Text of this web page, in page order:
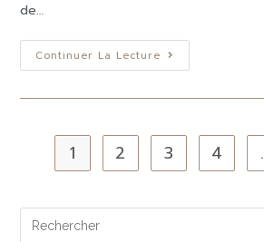
de…
Continuer La Lecture
1 2 3 4